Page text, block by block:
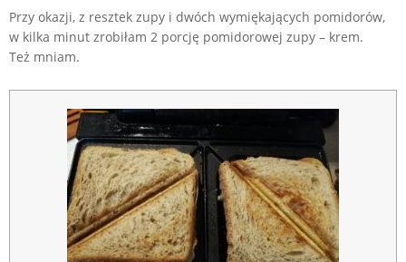
Przy okazji, z resztek zupy i dwóch wymiękających pomidorów,
w kilka minut zrobiłam 2 porcję pomidorowej zupy – krem.
Też mniam.